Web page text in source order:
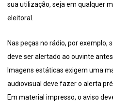
sua utilização, seja em qualquer
eleitoral.
Nas peças no rádio, por exemplo,
deve ser alertado ao ouvinte
Imagens estáticas exigem uma
audiovisual deve fazer o alerta
Em material impresso, o aviso